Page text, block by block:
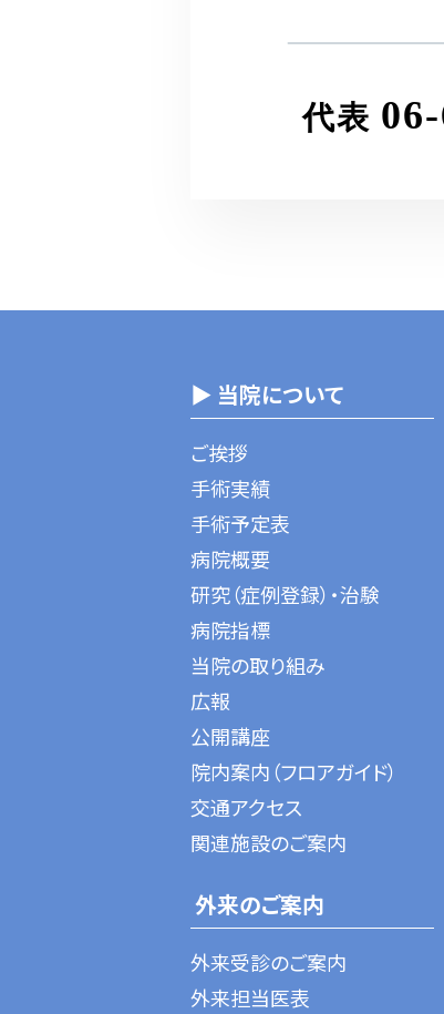
代表
▶ 当院について
ご挨拶
手術実績
手術予定表
病院概要
研究（症例登録）・治験
病院指標
当院の取り組み
広報
公開講座
院内案内（フロアガイド）
交通アクセス
関連施設のご案内
外来のご案内
外来受診のご案内
外来担当医表